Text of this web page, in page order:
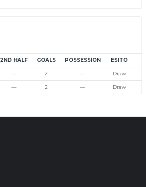
2ND HALF GOALS POSSESSION ESITO
— 2 — Draw
— 2 — Draw